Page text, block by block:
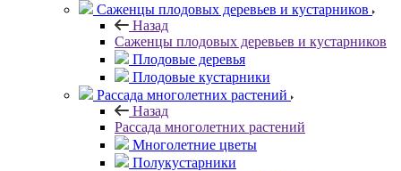
Саженцы плодовых деревьев и кустарников
Назад
Саженцы плодовых деревьев и кустарников
Плодовые деревья
Плодовые кустарники
Рассада многолетних растений
Назад
Рассада многолетних растений
Многолетние цветы
Полукустарники